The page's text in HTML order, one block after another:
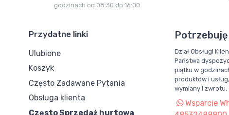
godzinach od 08:30 do 16:00.
Przydatne linki
Ulubione
Koszyk
Często Zadawane Pytania
Obsługa klienta
Często Sprzedaż hurtowa
Dział Obsługi
Państwa
piątku w
produktów i
wymiany i
Wsparcie